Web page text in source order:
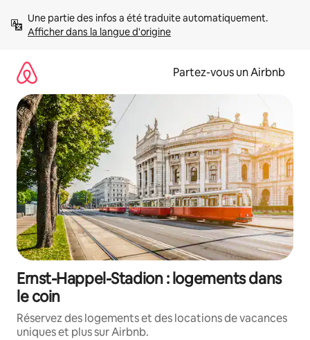
directement
Afficher dans la langue d'origine
Partez-vous un Airbnb
Ernst-Happel-Stadion : logements dans
le coin
Réservez des logements et des locations de vacances
uniques et plus sur Airbnb.